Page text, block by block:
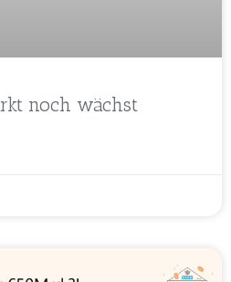
noch wächst